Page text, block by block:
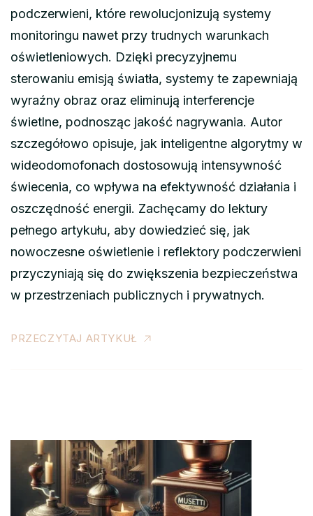
podczerwieni, które rewolucjonizują systemy
monitoringu nawet przy trudnych warunkach
oświetleniowych. Dzięki precyzyjnemu
sterowaniu emisją światła, systemy te zapewniają
wyraźny obraz oraz eliminują interferencje
świetlne, podnosząc jakość nagrywania. Autor
szczegółowo opisuje, jak inteligentne algorytmy w
wideodomofonach dostosowują intensywność
świecenia, co wpływa na efektywność działania i
oszczędność energii. Zachęcamy do lektury
pełnego artykułu, aby dowiedzieć się, jak
nowoczesne oświetlenie i reflektory podczerwieni
przyczyniają się do zwiększenia bezpieczeństwa
w przestrzeniach publicznych i prywatnych.
PRZECZYTAJ ARTYKUŁ